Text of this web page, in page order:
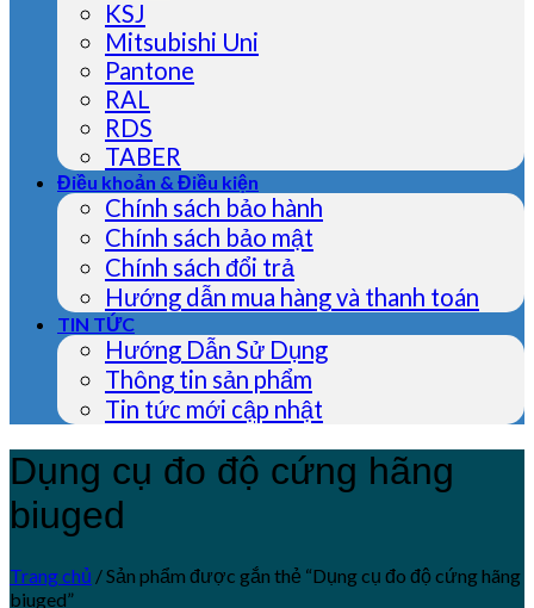
KSJ
Mitsubishi Uni
Pantone
RAL
RDS
TABER
Điều khoản & Điều kiện
Chính sách bảo hành
Chính sách bảo mật
Chính sách đổi trả
Hướng dẫn mua hàng và thanh toán
TIN TỨC
Hướng Dẫn Sử Dụng
Thông tin sản phẩm
Tin tức mới cập nhật
Dụng cụ đo độ cứng hãng
biuged
Trang chủ /Sản phẩm được gắn thẻ “Dụng cụ đo độ cứng hãng
biuged”